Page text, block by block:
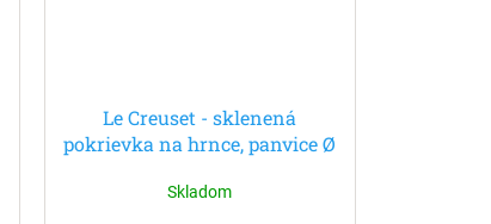
Le Creuset - sklenená
pokrievka na hrnce, panvice Ø
Skladom